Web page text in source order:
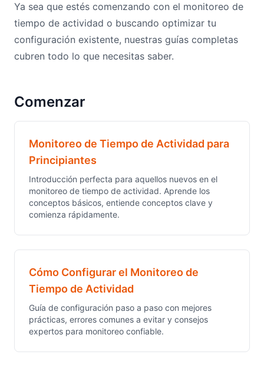
Ya sea que estés comenzando con el monitoreo de
tiempo de actividad o buscando optimizar tu
configuración existente, nuestras guías completas
cubren todo lo que necesitas saber.
Comenzar
Monitoreo de Tiempo de Actividad para
Principiantes
Introducción perfecta para aquellos nuevos en el
monitoreo de tiempo de actividad. Aprende los
conceptos básicos, entiende conceptos clave y
comienza rápidamente.
Cómo Configurar el Monitoreo de
Tiempo de Actividad
Guía de configuración paso a paso con mejores
prácticas, errores comunes a evitar y consejos
expertos para monitoreo confiable.